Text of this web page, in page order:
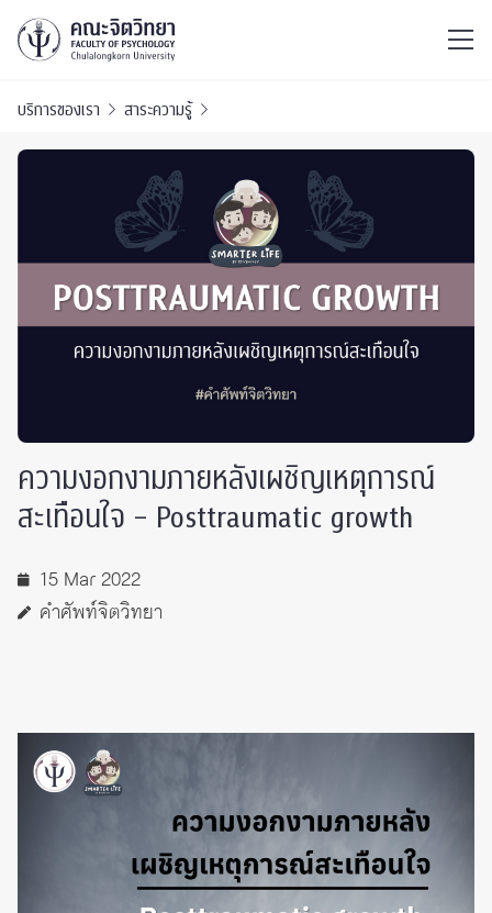
บริการของเรา สาระความรู้
ความงอกงามภายหลังเผชิญเหตุการณ์
สะเทือนใจ – Posttraumatic growth
15 Mar 2022
คำศัพท์จิตวิทยา